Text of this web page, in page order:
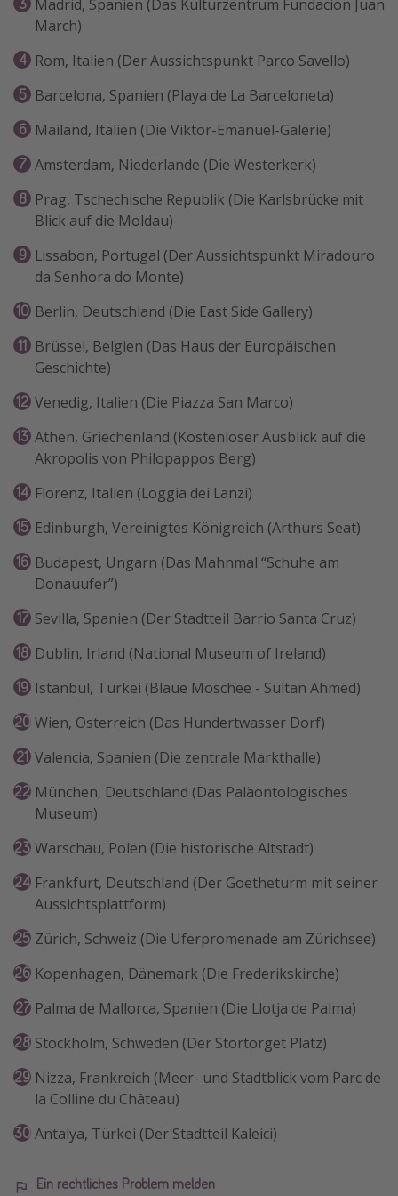
Madrid, Spanien (Das Kulturzentrum Fundacion Juan
March)
Rom, Italien (Der Aussichtspunkt Parco Savello)
Barcelona, Spanien (Playa de La Barceloneta)
Mailand, Italien (Die Viktor-Emanuel-Galerie)
Amsterdam, Niederlande (Die Westerkerk)
Prag, Tschechische Republik (Die Karlsbrücke mit
Blick auf die Moldau)
Lissabon, Portugal (Der Aussichtspunkt Miradouro
da Senhora do Monte)
Berlin, Deutschland (Die East Side Gallery)
Brüssel, Belgien (Das Haus der Europäischen
Geschichte)
Venedig, Italien (Die Piazza San Marco)
Athen, Griechenland (Kostenloser Ausblick auf die
Akropolis von Philopappos Berg)
Florenz, Italien (Loggia dei Lanzi)
Edinburgh, Vereinigtes Königreich (Arthurs Seat)
Budapest, Ungarn (Das Mahnmal “Schuhe am
Donauufer”)
Sevilla, Spanien (Der Stadtteil Barrio Santa Cruz)
Dublin, Irland (National Museum of Ireland)
Istanbul, Türkei (Blaue Moschee - Sultan Ahmed)
Wien, Österreich (Das Hundertwasser Dorf)
Valencia, Spanien (Die zentrale Markthalle)
München, Deutschland (Das Paläontologisches
Museum)
Warschau, Polen (Die historische Altstadt)
Frankfurt, Deutschland (Der Goetheturm mit seiner
Aussichtsplattform)
Zürich, Schweiz (Die Uferpromenade am Zürichsee)
Kopenhagen, Dänemark (Die Frederikskirche)
Palma de Mallorca, Spanien (Die Llotja de Palma)
Stockholm, Schweden (Der Stortorget Platz)
Nizza, Frankreich (Meer- und Stadtblick vom Parc de
la Colline du Château)
Antalya, Türkei (Der Stadtteil Kaleici)
Ein rechtliches Problem melden